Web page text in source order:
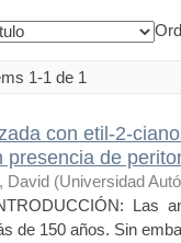
1-1 de 1
con etil-2-
presencia de
David (Universidad
Las
de 150 años. Sin